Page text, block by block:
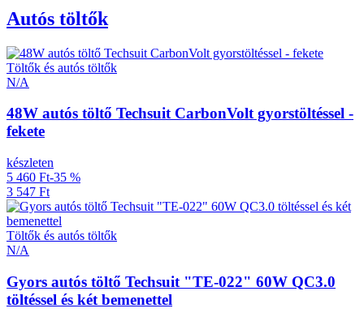
Autós töltők
Töltők és autós töltők
N/A
48W autós töltő Techsuit CarbonVolt gyorstöltéssel -
fekete
készleten
5 460 Ft-35 %
3 547 Ft
Töltők és autós töltők
N/A
Gyors autós töltő Techsuit "TE-022" 60W QC3.0
töltéssel és két bemenettel